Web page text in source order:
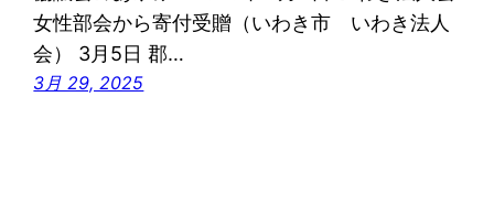
女性部会から寄付受贈（いわき市 いわき法人
会） 3月5日 郡…
3月 29, 2025